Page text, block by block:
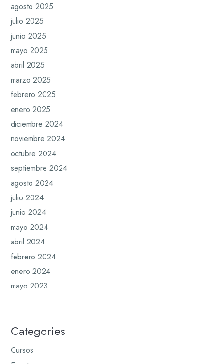
agosto 2025
julio 2025
junio 2025
mayo 2025
abril 2025
marzo 2025
febrero 2025
enero 2025
diciembre 2024
noviembre 2024
octubre 2024
septiembre 2024
agosto 2024
julio 2024
junio 2024
mayo 2024
abril 2024
febrero 2024
enero 2024
mayo 2023
Categories
Cursos